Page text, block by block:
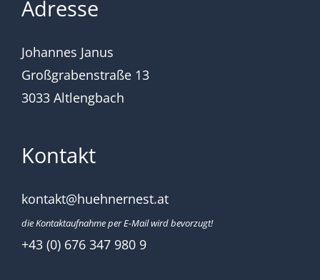
Adresse
Johannes Janus
Großgrabenstraße 13
3033 Altlengbach
Kontakt
kontakt@huehnernest.at
die Kontaktaufnahme per E-Mail wird bevorzugt!
+43 (0) 676 347 980 9